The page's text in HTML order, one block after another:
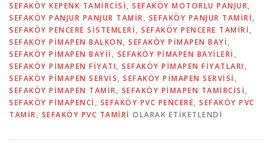
SEFAKÖY KEPENK TAMIRCISI, SEFAKÖY MOTORLU PANJUR,
SEFAKÖY PANJUR PANJUR TAMIR, SEFAKÖY PANJUR TAMIRI,
SEFAKÖY PENCERE SISTEMLERI, SEFAKÖY PENCERE TAMIRI,
SEFAKÖY PIMAPEN BALKON, SEFAKÖY PIMAPEN BAYI,
SEFAKÖY PIMAPEN BAYII , SEFAKÖY PIMAPEN BAYILERI ,
SEFAKÖY PIMAPEN FIYATI, SEFAKÖY PIMAPEN FIYATLARI,
SEFAKÖY PIMAPEN SERVIS, SEFAKÖY PIMAPEN SERVISI ,
SEFAKÖY PIMAPEN TAMIR, SEFAKÖY PIMAPEN TAMIRCISI,
SEFAKÖY PIMAPENCI , SEFAKÖY PVC PENCERE, SEFAKÖY PVC
TAMIR, SEFAKÖY PVC TAMIRI OLARAK ETIKETLENDI